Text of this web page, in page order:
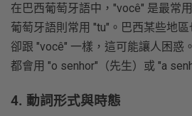
在巴西葡萄牙語中，"você" 是最常
葡萄牙語則常用 "tu"。巴西某些地
卻跟 "você" 一樣，這可能讓人困惑
都會用 "o senhor"（先生）或 "a
4. 動詞形式與時態